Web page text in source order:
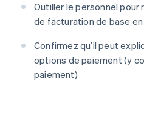
Outiller le personnel
de facturation de base
Confirmez qu’il peut
options de paiement (y
paiement)